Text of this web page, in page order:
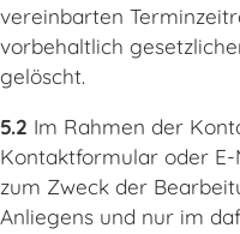
vereinbarten
vorbehaltlich
gelöscht.
5.2 Im Rahmen der
Kontaktformular oder E-
zum Zweck der
Anliegens und nur im